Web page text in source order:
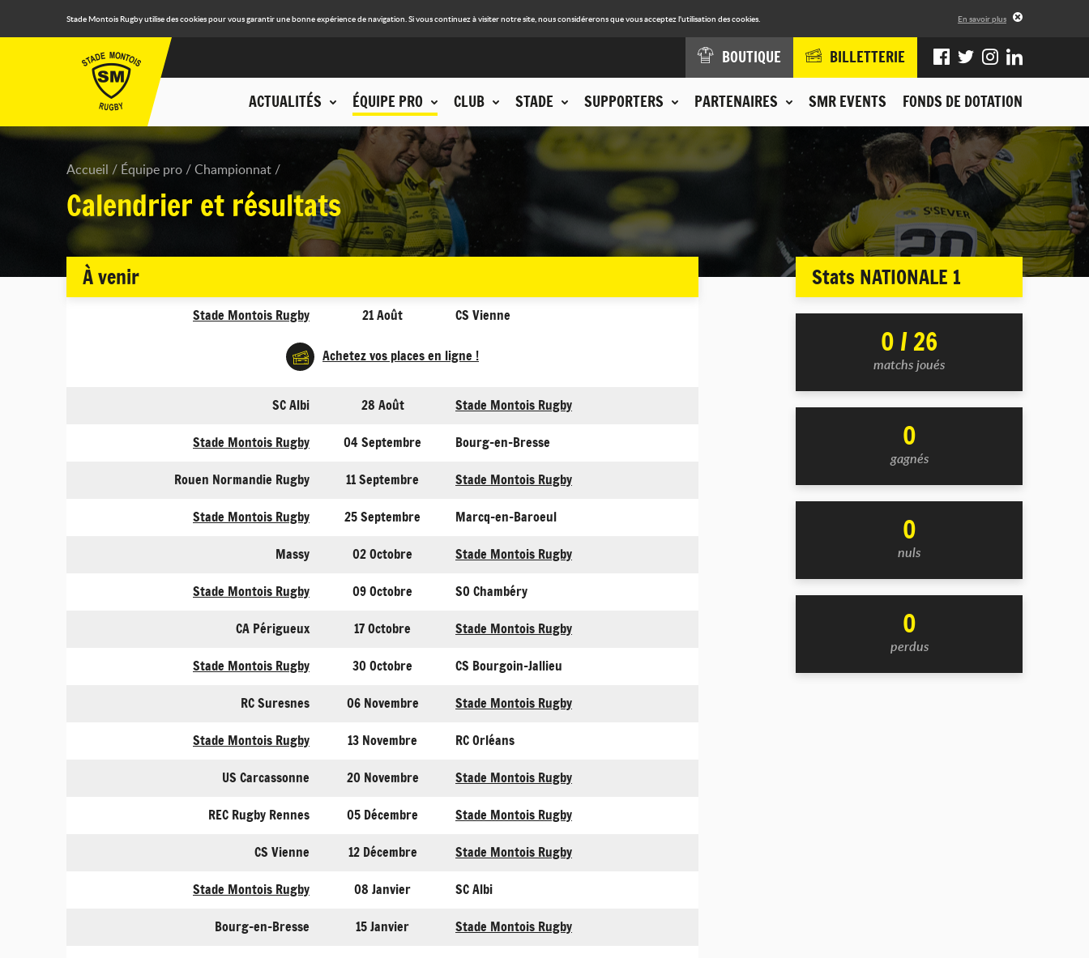
Stade Montois Rugby utilise des cookies pour vous garantir une bonne expérience de navigation. Si vous continuez à visiter notre site, nous considérerons que vous acceptez l'utilisation des cookies. En savoir plus
ACTUALITÉS ÉQUIPE PRO CLUB STADE SUPPORTERS PARTENAIRES SMR EVENTS FONDS DE DOTATION
BOUTIQUE BILLETTERIE
Accueil Équipe pro Championnat
Calendrier et résultats
À venir
Stade Montois Rugby 21 Août CS Vienne
Achetez vos places en ligne !
SC Albi 28 Août
Stade Montois Rugby
Stade Montois Rugby
04 Septembre
Bourg-en-Bresse
Rouen Normandie Rugby
11 Septembre
Stade Montois Rugby
Stade Montois Rugby
25 Septembre
Marcq-en-Baroeul
Massy
02 Octobre
Stade Montois Rugby
Stade Montois Rugby
09 Octobre
SO Chambéry
CA Périgueux
17 Octobre
Stade Montois Rugby
Stade Montois Rugby
30 Octobre
CS Bourgoin-Jallieu
RC Suresnes
06 Novembre
Stade Montois Rugby
Stade Montois Rugby
13 Novembre
RC Orléans
US Carcassonne
20 Novembre
Stade Montois Rugby
REC Rugby Rennes
05 Décembre
Stade Montois Rugby
CS Vienne
12 Décembre
Stade Montois Rugby
Stade Montois Rugby
08 Janvier
SC Albi
Bourg-en-Bresse
15 Janvier
Stade Montois Rugby
Stats NATIONALE 1
0 / 26
matchs joués
0
gagnés
0
nuls
0
perdus